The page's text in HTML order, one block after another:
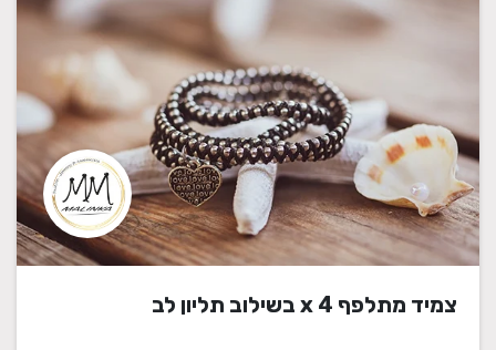
צמיד מתלפף x 4 בשילוב תליון לב